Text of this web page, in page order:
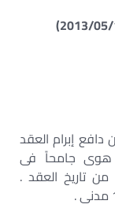
إبرام العقد
هوى جامحاً فى
من تاريخ العقد .